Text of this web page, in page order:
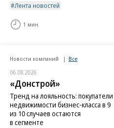
Лента новостей
1 мин.
Новости компаний Все
06.08.2026
«Донстрой»
Тренд на лояльность: покупатели
недвижимости бизнес-класса в 9
из 10 случаев остаются
в сегменте